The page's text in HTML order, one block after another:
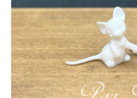
Bois
Noël